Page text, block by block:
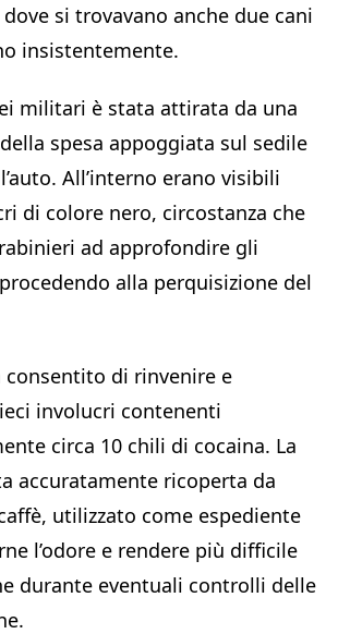
dove si trovavano anche due cani
insistentemente.
militari è stata attirata da una
spesa appoggiata sul sedile
All’interno erano visibili
di colore nero, circostanza che
ad approfondire gli
alla perquisizione del
di rinvenire e
involucri contenenti
circa 10 chili di cocaina. La
accuratamente ricoperta da
utilizzato come espediente
l’odore e rendere più difficile
durante eventuali controlli delle